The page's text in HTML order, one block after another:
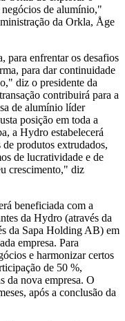
negócios de alumínio,"
da Orkla, Åge
para enfrentar os desafios
para dar continuidade
diz o presidente da
contribuirá para a
de alumínio líder
posição em toda a
a Hydro estabelecerá
produtos extrudados,
de lucratividade e de
crescimento," diz
beneficiada com a
da Hydro (através da
da Sapa Holding AB) em
empresa. Para
e harmonizar certos
de 50 %,
da nova empresa. O
após a conclusão da